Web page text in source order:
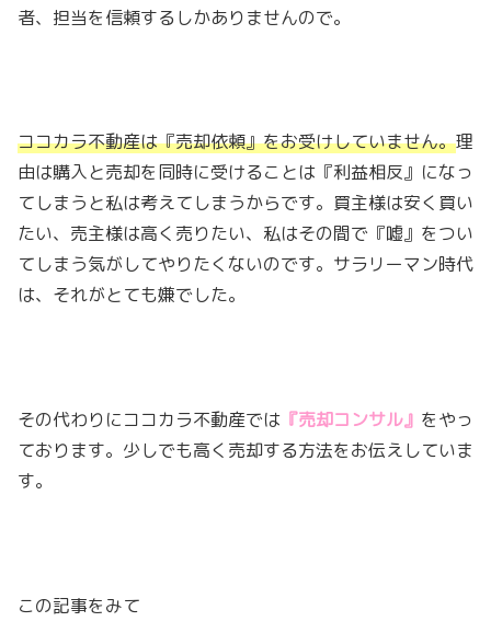
者、担当を信頼するしかありませんので。
ココカラ不動産は『売却依頼』をお受けしていません。理
由は購入と売却を同時に受けることは『利益相反』になっ
てしまうと私は考えてしまうからです。買主様は安く買い
たい、売主様は高く売りたい、私はその間で『嘘』をつい
てしまう気がしてやりたくないのです。サラリーマン時代
は、それがとても嫌でした。
その代わりにココカラ不動産では 『売却コンサル』 をやっ
ております。少しでも高く売却する方法をお伝えしていま
す。
この記事をみて